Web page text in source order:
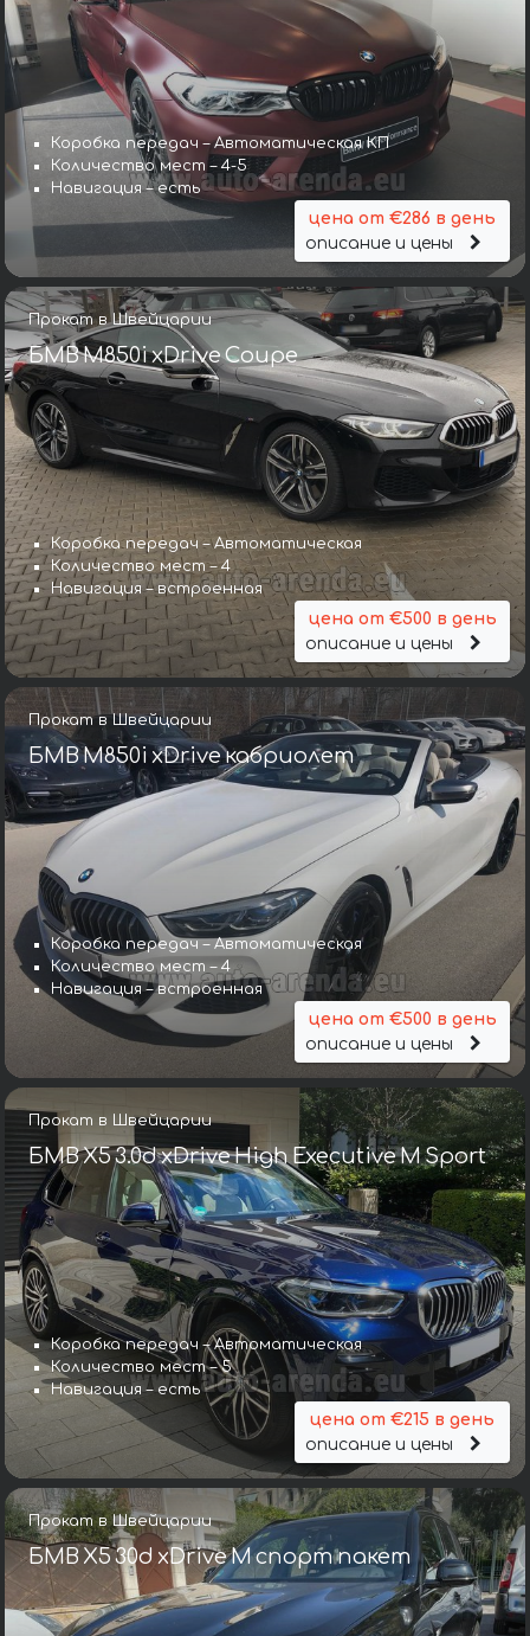
Коробка передач – Автоматическая КП
Количество мест – 4-5
Навигация – есть
цена от €286 в день
описание и цены
Прокат в Швейцарии
БМВ M850i xDrive Coupe
Коробка передач – Автоматическая
Количество мест – 4
Навигация – встроенная
цена от €500 в день
описание и цены
Прокат в Швейцарии
БМВ M850i xDrive кабриолет
Коробка передач – Автоматическая
Количество мест – 4
Навигация – встроенная
цена от €500 в день
описание и цены
Прокат в Швейцарии
БМВ X5 3.0d xDrive High Executive M Sport
Коробка передач – Автоматическая
Количество мест – 5
Навигация – есть
цена от €215 в день
описание и цены
Прокат в Швейцарии
БМВ X5 30d xDrive M спорт пакет